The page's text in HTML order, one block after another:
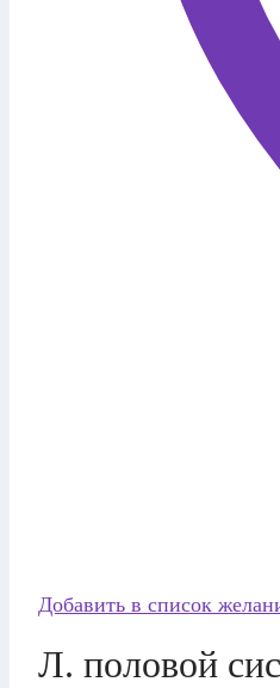
Добавить в список
Л. половой